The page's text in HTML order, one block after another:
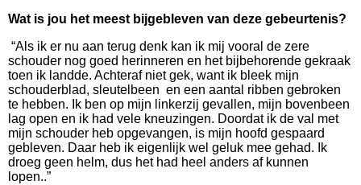
Wat is jou het meest bijgebleven van deze gebeurtenis?
“Als ik er nu aan terug denk kan ik mij vooral de zere
schouder nog goed herinneren en het bijbehorende gekraak
toen ik landde. Achteraf niet gek, want ik bleek mijn
schouderblad, sleutelbeen en een aantal ribben gebroken
te hebben. Ik ben op mijn linkerzij gevallen, mijn bovenbeen
lag open en ik had vele kneuzingen. Doordat ik de val met
mijn schouder heb opgevangen, is mijn hoofd gespaard
gebleven. Daar heb ik eigenlijk wel geluk mee gehad. Ik
droeg geen helm, dus het had heel anders af kunnen
lopen..”